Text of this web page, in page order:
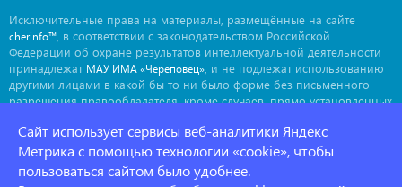
Исключительные права на материалы, размещённые на сайте
cherinfo™ , в соответствии с законодательством Российской
Федерации об охране результатов интеллектуальной деятельности
принадлежат МАУ ИМА «Череповец» , и не подлежат использованию
другими лицами в какой бы то ни было форме без письменного
разрешения правообладателя, кроме случаев, прямо установленных
ima@cherinfo.ru. Мнение авторов может не совпадать с мнением
редакции.
При использовании материалов сайтаcherinfo™
Сайт использует сервисы веб-аналитики Яндекс
Метрика с помощью технологии «cookie», чтобы
пользоваться сайтом было удобнее.